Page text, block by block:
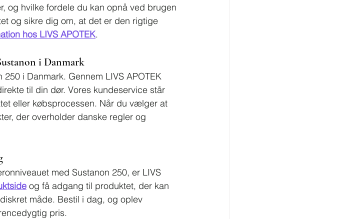
og hvilke fordele du kan opnå ved brugen
og sikre dig om, at det er den rigtige
hos LIVS APOTEK.
i Danmark
i Danmark. Gennem LIVS APOTEK
til din dør. Vores kundeservice står
eller købsprocessen. Når du vælger at
der overholder danske regler og
med Sustanon 250, er LIVS
og få adgang til produktet, der kan
måde. Bestil i dag, og oplev
pris.